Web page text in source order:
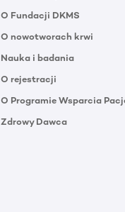
O Fundacji DKMS
O nowotworach krwi
Nauka i badania
O rejestracji
O Programie Wsparcia
Zdrowy Dawca